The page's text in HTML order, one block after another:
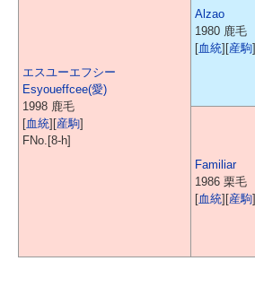
エスユーエフシー
Esyoueffcee(愛)
1998 鹿毛
[血統][産駒]
FNo.[8-h]
Alzao
1980 鹿毛
[血統][産駒]
Familiar
1986 栗毛
[血統][産駒]